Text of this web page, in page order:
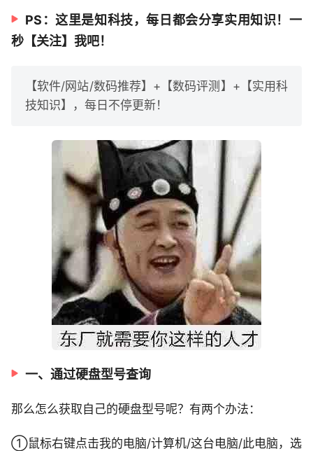
PS：这里是知科技，每日都会分享实用知识！一
秒【关注】我吧！
【软件/网站/数码推荐】+【数码评测】+【实用科
技知识】，每日不停更新！
一、通过硬盘型号查询
那么怎么获取自己的硬盘型号呢？有两个办法：
①鼠标右键点击我的电脑/计算机/这台电脑/此电脑，选